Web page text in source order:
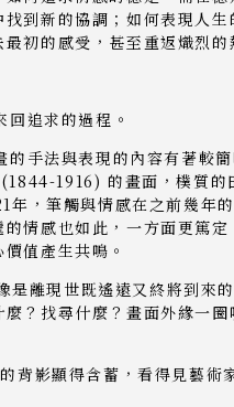
到新的協調；如何表現人
初的感受，甚至重返熾烈
追求的過程。
手法與表現的內容有著較
1916) 的畫面，樸質的
，筆觸與情感在之前幾年
情感也如此，一方面更篤
值產生共鳴。
離現世既遙遠又終將到來
？找尋什麼？畫面外緣一
背影顯得含蓄，看得見藝